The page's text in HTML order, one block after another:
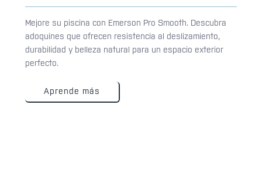
Mejore su piscina con Emerson Pro Smooth. Descubra
adoquines que ofrecen resistencia al deslizamiento,
durabilidad y belleza natural para un espacio exterior
perfecto.
Aprende más